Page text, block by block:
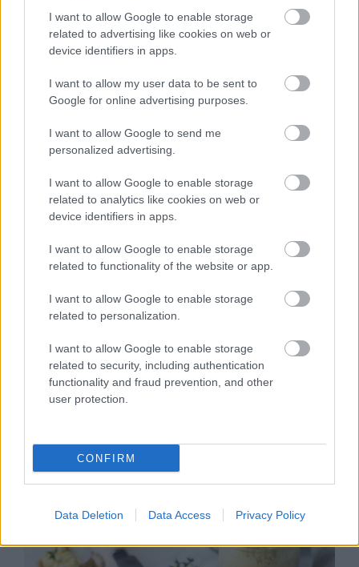
I want to allow Google to enable storage
related to advertising like cookies on web or
device identifiers in apps.
I want to allow my user data to be sent to
Google for online advertising purposes.
I want to allow Google to send me
personalized advertising.
I want to allow Google to enable storage
related to analytics like cookies on web or
device identifiers in apps.
I want to allow Google to enable storage
related to functionality of the website or app.
I want to allow Google to enable storage
related to personalization.
I want to allow Google to enable storage
related to security, including authentication
functionality and fraud prevention, and other
user protection.
CONFIRM
Data Deletion Data Access Privacy Policy
A két nemzetközi díjat is bezsebelt
magyar ginből készült koktél lesz a
húsvét etalonja
Fokozd az élvezeteket ezzel a
duplacsokis húsvéti muffinnal -